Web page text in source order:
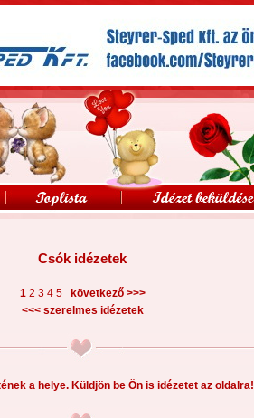
Csók idézetek
1 2 3 4 5 következő>>>
<<< szerelmes idézetek
a helye. Küldjön be Ön is idézetet az oldalra!